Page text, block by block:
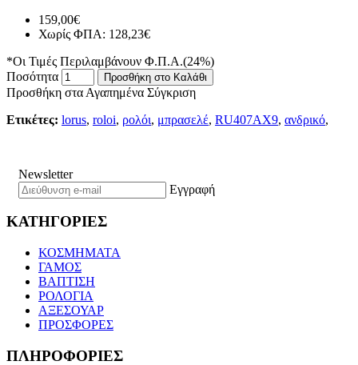
159,00€
Χωρίς ΦΠΑ: 128,23€
*Οι Τιμές Περιλαμβάνουν Φ.Π.Α.(24%)
Ποσότητα
Προσθήκη στο Καλάθι
Προσθήκη στα Αγαπημένα Σύγκριση
Ετικέτες: lorus, roloi, ρολόι, μπρασελέ, RU407AX9, ανδρικό,
Newsletter
Εγγραφή
ΚΑΤΗΓΟΡΙΕΣ
ΚΟΣΜΗΜΑΤΑ
ΓΑΜΟΣ
ΒΑΠΤΙΣΗ
ΡΟΛΟΓΙΑ
ΑΞΕΣΟΥΑΡ
ΠΡΟΣΦΟΡΕΣ
ΠΛΗΡΟΦΟΡΙΕΣ